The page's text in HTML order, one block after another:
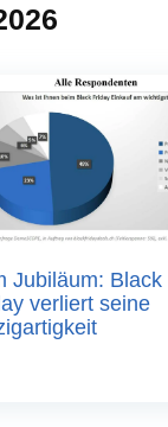
Jubiläum: Black
verliert seine